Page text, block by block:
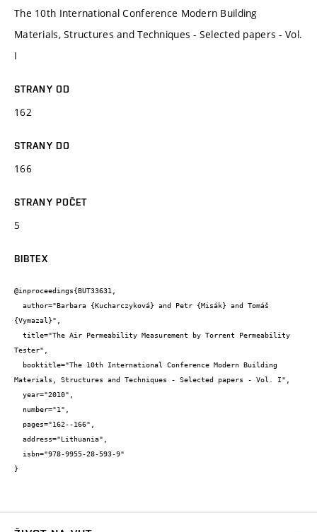
The 10th International Conference Modern Building
Materials, Structures and Techniques - Selected papers - Vol.
I
STRANY OD
162
STRANY DO
166
STRANY POČET
5
BIBTEX
@inproceedings{BUT33631,
{Vymazal}",
Tester",
Materials, Structures and Techniques - Selected papers - Vol. I",
}